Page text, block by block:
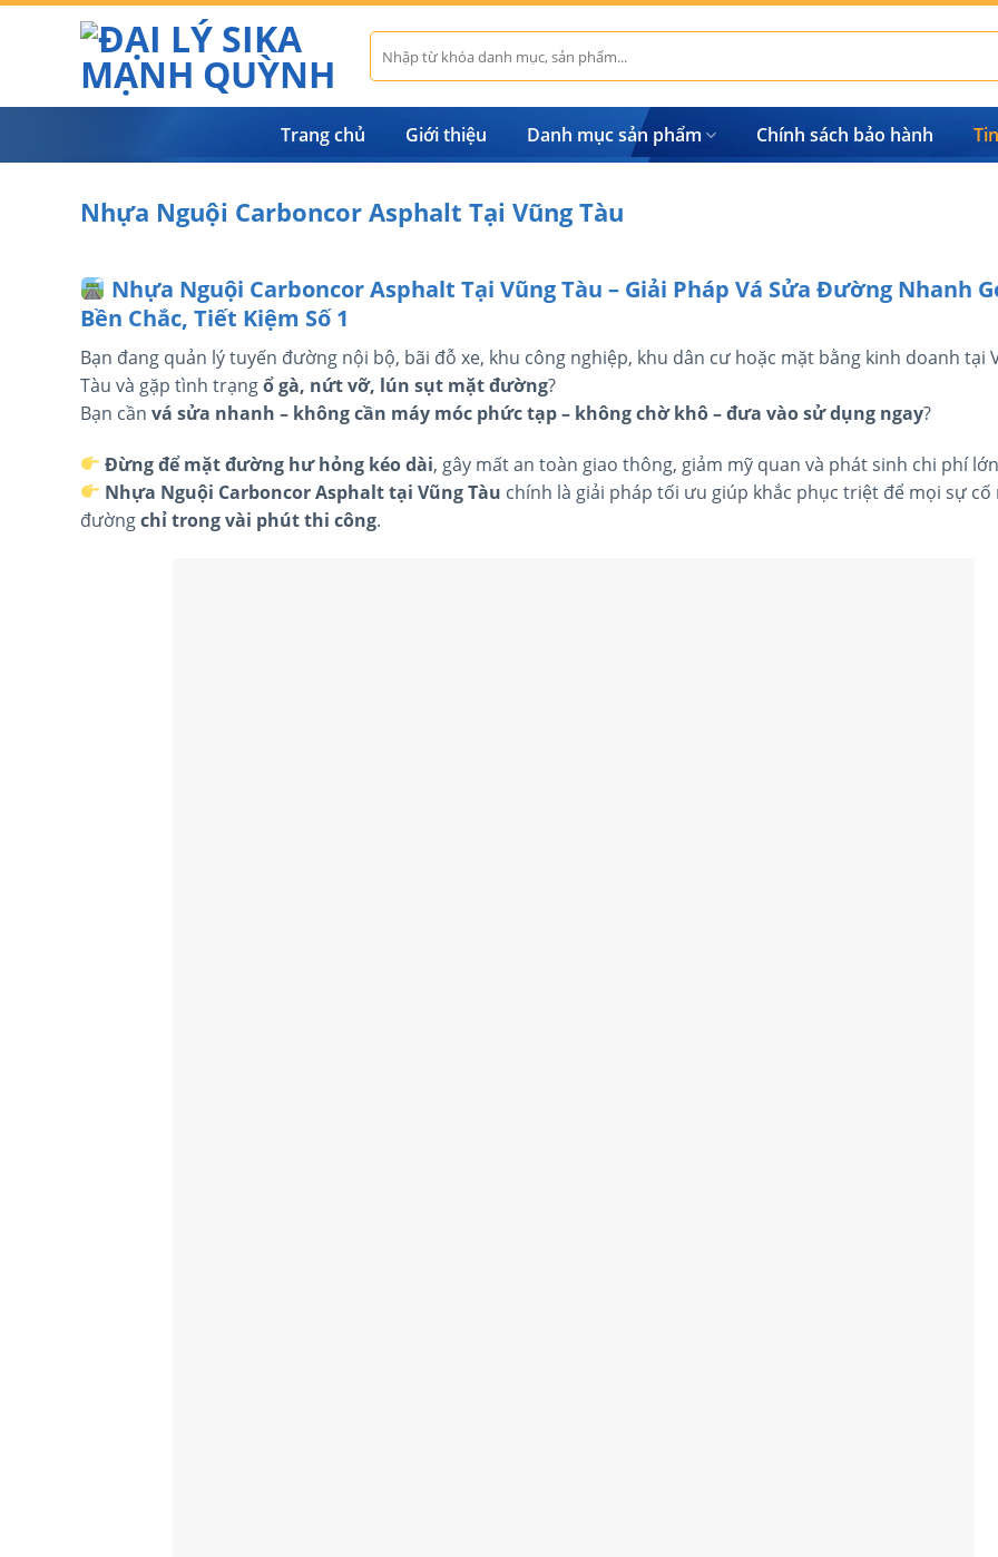
Skip
Tìm
kiếm:
Trang chủ Giới thiệu Danh mục sản phẩm Chính sách bảo hành
Nhựa Nguội Carboncor Asphalt Tại Vũng Tàu
Nhựa Nguội Carboncor Asphalt Tại Vũng Tàu – Giải Pháp Vá Sửa Đường Nhanh
Bền Chắc, Tiết Kiệm Số 1
Bạn đang quản lý tuyến đường nội bộ, bãi đỗ xe, khu công nghiệp, khu dân cư hoặc mặt bằng kinh doanh tại
Tàu và gặp tình trạngổ gà, nứt vỡ, lún sụt mặt đường?
Bạn cần vá sửa nhanh – không cần máy móc phức tạp – không chờ khô – đưa vào sử dụng ngay?
Đừng để mặt đường hư hỏng kéo dài, gây mất an toàn giao thông, giảm mỹ quan và phát sinh chi phí
Nhựa Nguội Carboncor Asphalt tại Vũng Tàu chính là giải pháp tối ưu giúp khắc phục triệt để mọi sự cố
đườngchỉ trong vài phút thi công.